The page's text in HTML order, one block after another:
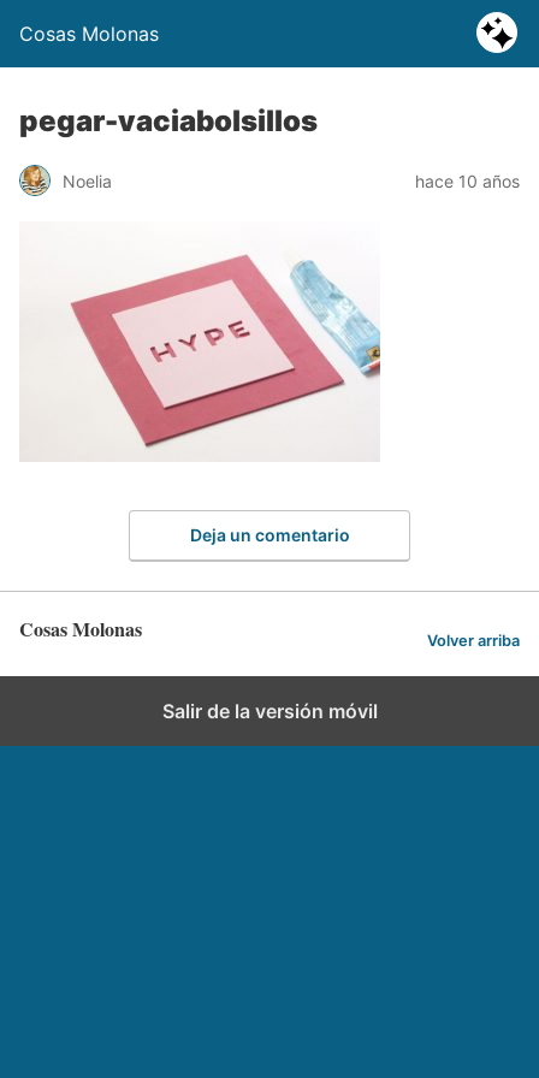
Cosas Molonas
pegar-vaciabolsillos
Noelia hace 10 años
Deja un comentario
Cosas Molonas Volver arriba
Salir de la versión móvil